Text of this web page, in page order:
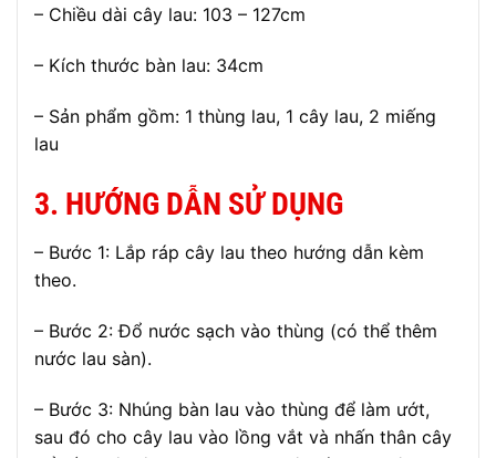
– Chiều dài cây lau: 103 – 127cm
– Kích thước bàn lau: 34cm
– Sản phẩm gồm: 1 thùng lau, 1 cây lau, 2 miếng
lau
3. HƯỚNG DẪN SỬ DỤNG
– Bước 1: Lắp ráp cây lau theo hướng dẫn kèm
theo.
– Bước 2: Đổ nước sạch vào thùng (có thể thêm
nước lau sàn).
– Bước 3: Nhúng bàn lau vào thùng để làm ướt,
sau đó cho cây lau vào lồng vắt và nhấn thân cây